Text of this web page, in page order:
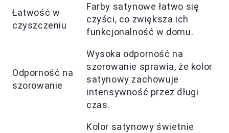
Łatwość w
czyszczeniu
Farby satynowe łatwo się
czyści, co zwiększa ich
funkcjonalność w domu.
Odporność na
szorowanie
Wysoka odporność na
szorowanie sprawia, że kolor
satynowy zachowuje
intensywność przez długi
czas.
Kolor satynowy świetnie